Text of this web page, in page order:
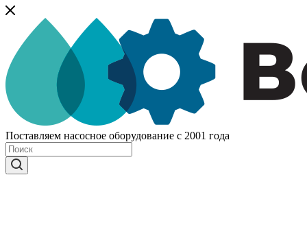
Поставляем насосное оборудование с 2001 года